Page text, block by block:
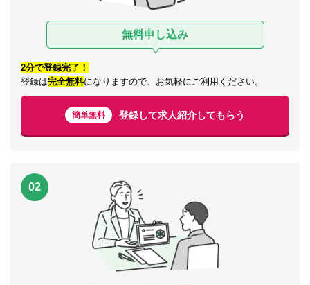
無料申し込み
2分で登録完了！
登録は完全無料になりますので、お気軽にご利用ください。
簡単無料 登録して求人紹介してもらう
02